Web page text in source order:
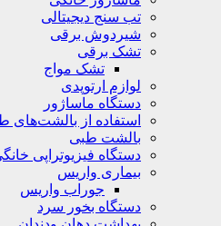
تب سنج دیجیتالی
شیردوش برقی
تشک برقی
تشک مواج
لوازم ارتوپدی
دستگاه ماساژور
استفاده از بالشت‌های
بالشت‌ طبی
دستگاه فیزیوتراپی
بیماری واریس
جوراب واریس
دستگاه‌ بخور سرد